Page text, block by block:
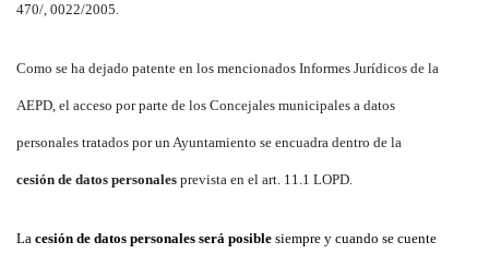
470/, 0022/2005.
Como se ha dejado patente en los mencionados Informes Jurídicos de la
AEPD, el acceso por parte de los Concejales municipales a datos
personales tratados por un Ayuntamiento se encuadra dentro de la
cesión de datos personales prevista en el art. 11.1 LOPD.
La cesión de datos personales será posible siempre y cuando se cuente